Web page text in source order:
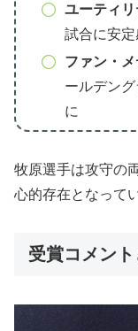
ユーティ
試合に安
ファン・
ールデン
に
牧原選手は攻守の
心的存在となって
受賞コメン